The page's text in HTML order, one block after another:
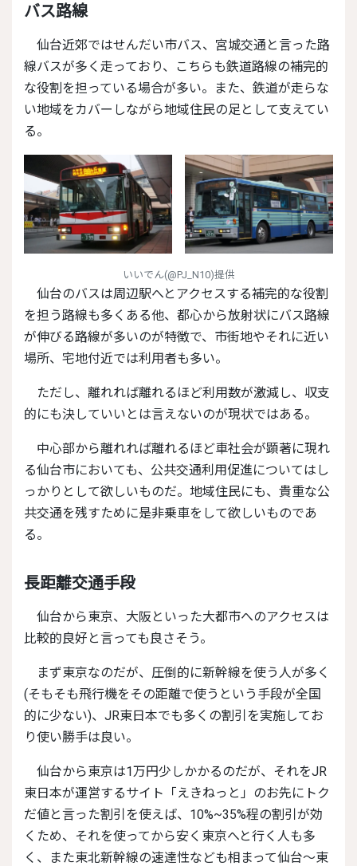
バス路線
仙台近郊ではせんだい市バス、宮城交通と言った路
線バスが多く走っており、こちらも鉄道路線の補完的
な役割を担っている場合が多い。また、鉄道が走らな
い地域をカバーしながら地域住民の足として支えてい
る。
いいでん(@PJ_N10)提供
仙台のバスは周辺駅へとアクセスする補完的な役割
を担う路線も多くある他、都心から放射状にバス路線
が伸びる路線が多いのが特徴で、市街地やそれに近い
場所、宅地付近では利用者も多い。
ただし、離れれば離れるほど利用数が激減し、収支
的にも決していいとは言えないのが現状ではある。
中心部から離れれば離れるほど車社会が顕著に現れ
る仙台市においても、公共交通利用促進についてはし
っかりとして欲しいものだ。地域住民にも、貴重な公
共交通を残すために是非乗車をして欲しいものであ
る。
長距離交通手段
仙台から東京、大阪といった大都市へのアクセスは
比較的良好と言っても良さそう。
まず東京なのだが、圧倒的に新幹線を使う人が多く
(そもそも飛行機をその距離で使うという手段が全国
的に少ない)、JR東日本でも多くの割引を実施してお
り使い勝手は良い。
仙台から東京は1万円少しかかるのだが、それをJR
東日本が運営するサイト「えきねっと」のお先にトク
だ値と言った割引を使えば、10%~35%程の割引が効
くため、それを使ってから安く東京へと行く人も多
く、また東北新幹線の速達性なども相まって仙台〜東